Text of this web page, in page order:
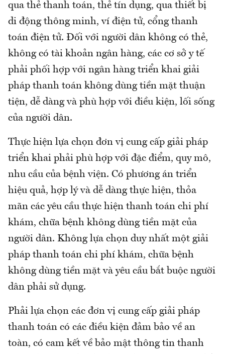
qua thẻ thanh toán, thẻ tín dụng, qua thiết bị
di động thông minh, ví điện tử, cổng thanh
toán điện tử. Đối với người dân không có thẻ,
không có tài khoản ngân hàng, các cơ sở y tế
phải phối hợp với ngân hàng triển khai giải
pháp thanh toán không dùng tiền mặt thuận
tiện, dễ dàng và phù hợp với điều kiện, lối sống
của người dân.
Thực hiện lựa chọn đơn vị cung cấp giải pháp
triển khai phải phù hợp với đặc điểm, quy mô,
nhu cầu của bệnh viện. Có phương án triển
hiệu quả, hợp lý và dễ dàng thực hiện, thỏa
mãn các yêu cầu thực hiện thanh toán chi phí
khám, chữa bệnh không dùng tiền mặt của
người dân. Không lựa chọn duy nhất một giải
pháp thanh toán chi phí khám, chữa bệnh
không dùng tiền mặt và yêu cầu bắt buộc người
dân phải sử dụng.
Phải lựa chọn các đơn vị cung cấp giải pháp
thanh toán có các điều kiện đảm bảo về an
toàn, có cam kết về bảo mật thông tin thanh